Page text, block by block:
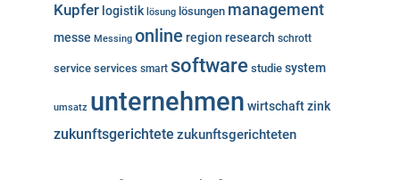
Kupfer logistik lösung lösungen management
messe Messing online region research schrott
service services smart software studie system
umsatz unternehmen wirtschaftzink
zukunftsgerichtete zukunftsgerichteten